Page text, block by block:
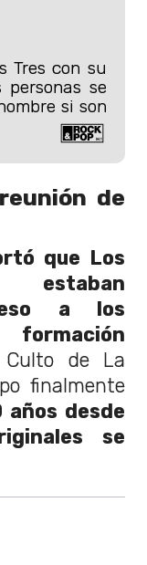
Tres con su
se
si son
de
que Los
estaban
a los
de La
finalmente
años desde
se